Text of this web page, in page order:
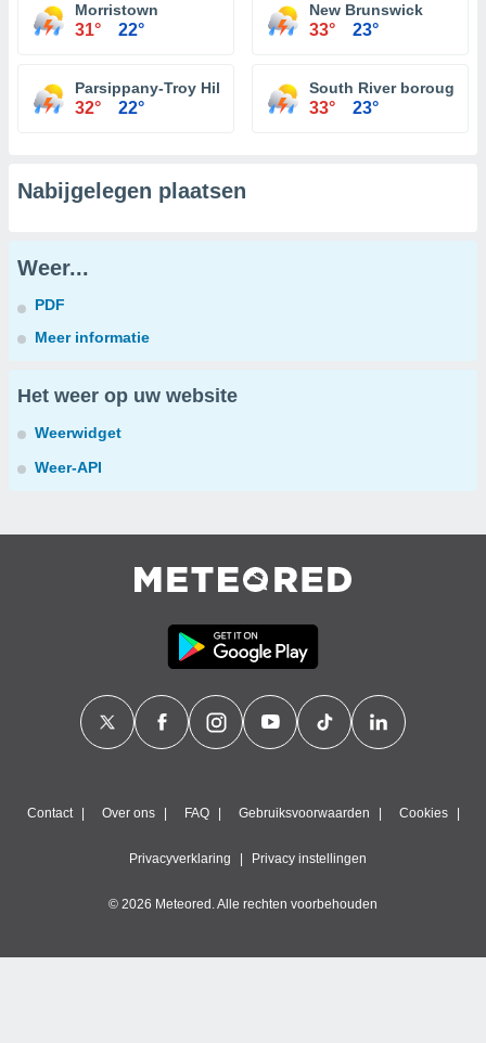
Morristown
31° 22°
New Brunswick
33° 23°
Parsippany-Troy Hills
32° 22°
South River borough
33° 23°
Nabijgelegen plaatsen
Weer...
PDF
Meer informatie
Het weer op uw website
Weerwidget
Weer-API
Contact Over ons FAQ Gebruiksvoorwaarden Cookies
Privacyverklaring Privacy instellingen
© 2026 Meteored. Alle rechten voorbehouden